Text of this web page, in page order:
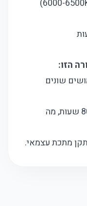
שונים
מציעה אורך חיים של עד 80,000 שעות, מה
מתכת עצמאי.